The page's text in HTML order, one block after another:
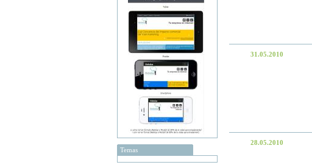
Temas
31.05.2010
28.05.2010